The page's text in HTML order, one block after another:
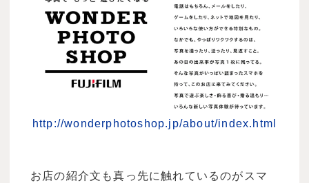
http://wonderphotoshop.jp/about/index.html
お店の紹介文も真っ先に触れているのがスマ